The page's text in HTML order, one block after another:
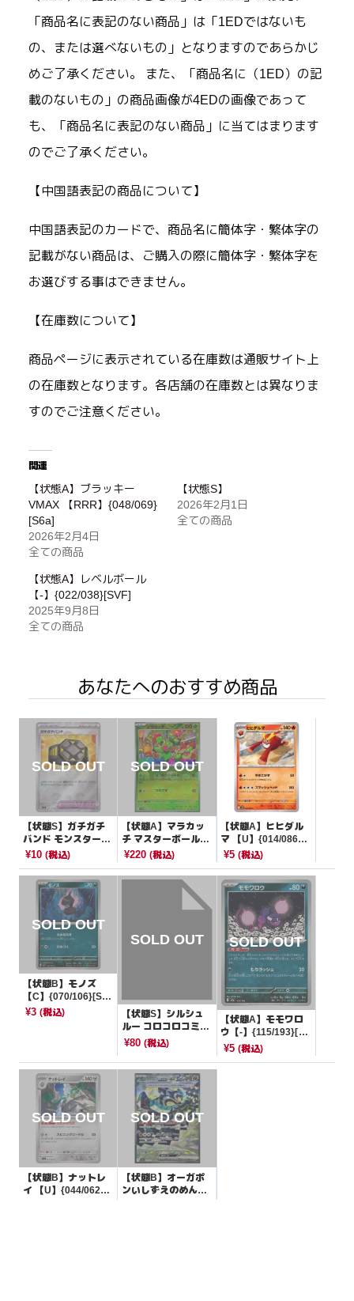
「商品名に表記のない商品」は「1EDではないも
の、または選べないもの」となりますのであらかじ
めご了承ください。 また、「商品名に（1ED）の記
載のないもの」の商品画像が4EDの画像であって
も、「商品名に表記のない商品」に当てはまります
のでご了承ください。
【中国語表記の商品について】
中国語表記のカードで、商品名に簡体字・繁体字の
記載がない商品は、ご購入の際に簡体字・繁体字を
お選びする事はできません。
【在庫数について】
商品ページに表示されている在庫数は通販サイト上
の在庫数となります。各店舗の在庫数とは異なりま
すのでご注意ください。
関連
【状態A】ブラッキー
VMAX 【RRR】{048/069}
[S6a]
2026年2月4日
全ての商品
【状態S】
2026年2月1日
全ての商品
【状態A】レベルボール
【-】{022/038}[SVF]
2025年9月8日
全ての商品
あなたへのおすすめ商品
【状態S】ガチガチ
バンド モンスターボ
ールミラー【U】{15
¥10 (税込)
【状態A】マラカッ
チ マスターボールミ
ラー【C】{008/086}
¥220(税込)
【状態A】ヒヒダル
マ 【U】{014/086}
[SV11B]
¥5 (税込)
【状態B】モノズ
【C】{070/106}[SV
8]
¥3 (税込)
【状態S】シルシュ
ルー コロコロコミッ
ク【P】{087/SV-P}
¥80(税込)
【状態A】モモワロ
ウ【-】{115/193}[M
2a]
¥5 (税込)
【状態B】ナットレ
イ 【U】{044/062}
【状態B】オーガポ
ンいしずえのめんex